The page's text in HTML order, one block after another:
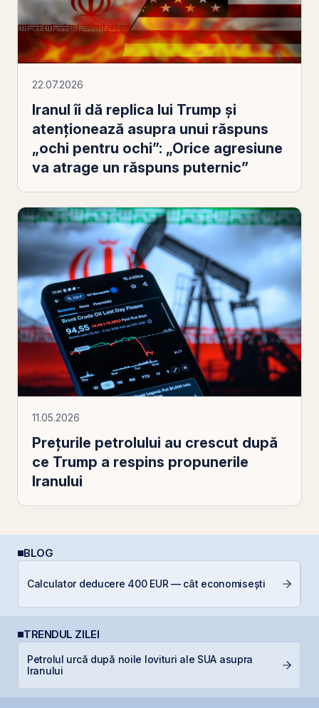
22.07.2026
Iranul îi dă replica lui Trump și
atenționează asupra unui răspuns
„ochi pentru ochi”: „Orice agresiune
va atrage un răspuns puternic”
11.05.2026
Preţurile petrolului au crescut după
ce Trump a respins propunerile
Iranului
BLOG
Calculator deducere 400 EUR — cât economisești
TRENDUL ZILEI
Petrolul urcă după noile lovituri ale SUA asupra
Iranului